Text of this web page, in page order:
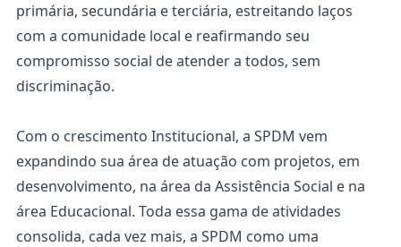
primária, secundária e terciária, estreitando laços
com a comunidade local e reafirmando seu
compromisso social de atender a todos, sem
discriminação.
Com o crescimento Institucional, a SPDM vem
expandindo sua área de atuação com projetos, em
desenvolvimento, na área da Assistência Social e na
área Educacional. Toda essa gama de atividades
consolida, cada vez mais, a SPDM como uma